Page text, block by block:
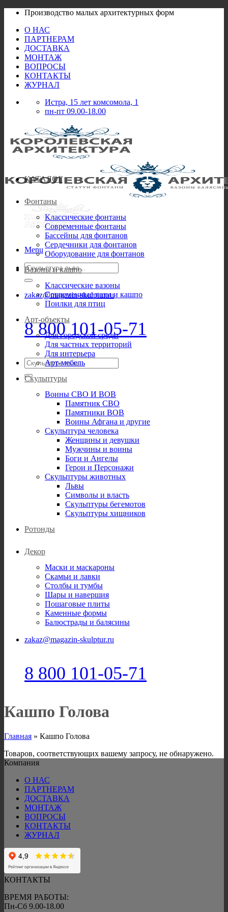
Skip
content
Производство малых архитектурных форм
О НАС
ПАРТНЕРАМ
ДОСТАВКА
МОНТАЖ
ВОПРОСЫ
КОНТАКТЫ
ЖУРНАЛ
Истра, 15 лет комсомола, 1
пн-пт 09.00-18.00
Menu
Искать:
zakaz@magazin-skulptur.ru
8 800 101-05-71
Искать:
КАТАЛОГ
Фонтаны
Классические фонтаны
Современные фонтаны
Бассейны для фонтанов
Сердечники для фонтанов
Оборудование для фонтанов
Вазоны и кашпо
Классические вазоны
Современные вазы и кашпо
Поилки для птиц
Арт-объекты
Для городской среды
Для частных территорий
Для интерьера
Арт-мебель
Скульптуры
Воины СВО И ВОВ
Памятник СВО
Памятники ВОВ
Воины Афгана и другие
Скульптура человека
Женщины и девушки
Мужчины и воины
Боги и Ангелы
Герои и Персонажи
Скульптуры животных
Львы
Символы и власть
Скульптуры бегемотов
Скульптуры хищников
Ротонды
Декор
Маски и маскароны
Скамьи и лавки
Столбы и тумбы
Шары и навершия
Пошаговые плиты
Каменные формы
Балюстрады и балясины
zakaz@magazin-skulptur.ru
8 800 101-05-71
Кашпо Голова
Главная » Кашпо Голова
Товаров, соответствующих вашему запросу, не обнаружено.
Компания
О НАС
ПАРТНЕРАМ
ДОСТАВКА
МОНТАЖ
ВОПРОСЫ
КОНТАКТЫ
ЖУРНАЛ
КОНТАКТЫ
ВРЕМЯ РАБОТЫ:
Пн-Сб 9.00-18.00